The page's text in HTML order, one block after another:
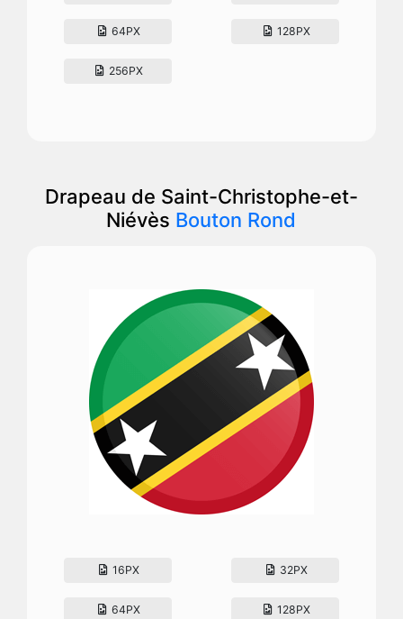
64PX 128PX
256PX
Drapeau de Saint-Christophe-et-
Niévès Bouton Rond
16PX 32PX
64PX 128PX